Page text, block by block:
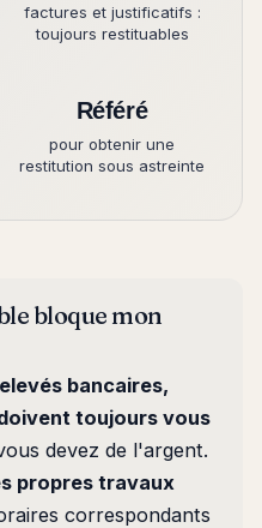
factures et justificatifs :
toujours restituables
Référé
pour obtenir une
restitution sous astreinte
bloque mon
bancaires,
toujours vous
devez de l'argent.
propres travaux
correspondants